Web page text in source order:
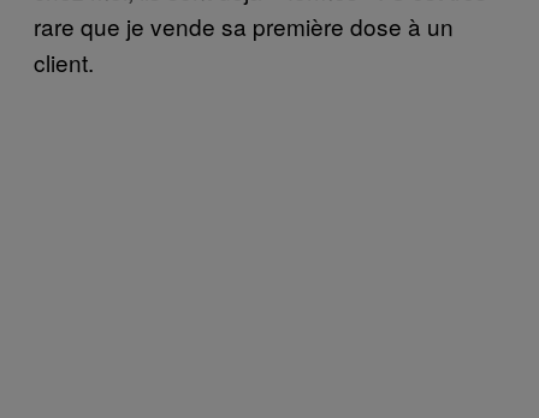
rare que je vende sa première dose à un
client.